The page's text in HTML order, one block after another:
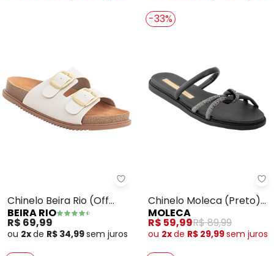
Beira Rio - Chinelo Beira Rio
Chinelo Beira Rio (Off
White) em Sintético
BEIRA RIO
R$ 69,99
ou 2xde R$ 34,99sem juros
-33%
Chinelo Moleca (Preto)
em Sintético
MOLECA
R$ 59,99R$ 89,99
ou 2xde R$ 29,99sem juros